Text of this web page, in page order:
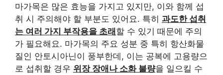
마가목은 많은 효능을 가지고 있지만, 이와 함께 섭
취 시 주의해야 할 부분도 있어요. 특히 과도한 섭취
는 여러 가지 부작용을 초래할 수 있기 때문에 주의
가 필요해요. 마가목의 주요 성분 중 특히 항산화물
질인 안토시아닌이 풍부한데, 이는 공복에 고용량으
로 섭취할 경우 위장 장애나 소화 불량을 일으킬 수